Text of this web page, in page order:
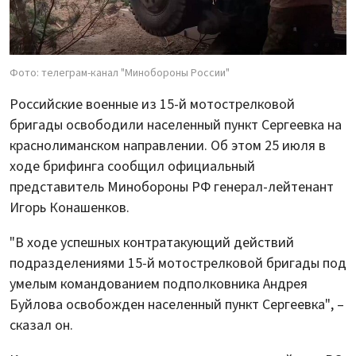
Фото: телеграм-канал "Минобороны России"
Российские военные из 15-й мотострелковой
бригады освободили населенный пункт Сергеевка на
краснолиманском направлении. Об этом 25 июля в
ходе брифинга сообщил официальный
представитель Минобороны РФ генерал-лейтенант
Игорь Конашенков.
"В ходе успешных контратакующий действий
подразделениями 15-й мотострелковой бригады под
умелым командованием подполковника Андрея
Буйлова освобожден населенный пункт Сергеевка", –
сказал он.